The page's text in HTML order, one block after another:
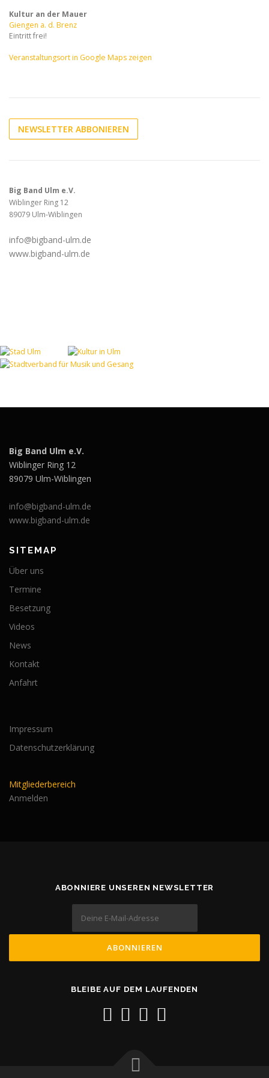
Kultur an der Mauer
Giengen a. d. Brenz
Eintritt frei!
Veranstaltungsort in Google Maps zeigen
NEWSLETTER ABBONIEREN
Big Band Ulm e.V.
Wiblinger Ring 12
89079 Ulm-Wiblingen
info@bigband-ulm.de
www.bigband-ulm.de
Big Band Ulm e.V.
Wiblinger Ring 12
89079 Ulm-Wiblingen
info@bigband-ulm.de
www.bigband-ulm.de
SITEMAP
Über uns
Termine
Besetzung
Videos
News
Kontakt
Anfahrt
Impressum
Datenschutzerklärung
Mitgliederbereich
Anmelden
ABONNIERE UNSEREN NEWSLETTER
BLEIBE AUF DEM LAUFENDEN